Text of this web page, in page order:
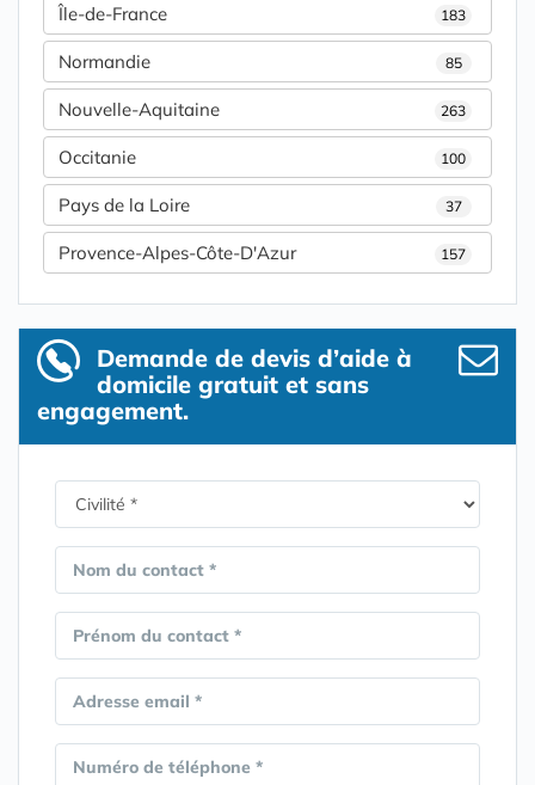
Île-de-France 183
Normandie 85
Nouvelle-Aquitaine 263
Occitanie 100
Pays de la Loire 37
Provence-Alpes-Côte-D'Azur 157
Demande de devis d’aide à
domicile gratuit et sans
engagement.
Nom du contact *
Prénom du contact *
Adresse email *
Numéro de téléphone *